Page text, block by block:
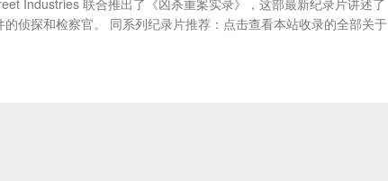
Industries 联合推出了《凶杀重案实录》，这部最新纪录片讲述了
侦探和检察官。 同系列纪录片推荐：点击查看本站收录的全部关于